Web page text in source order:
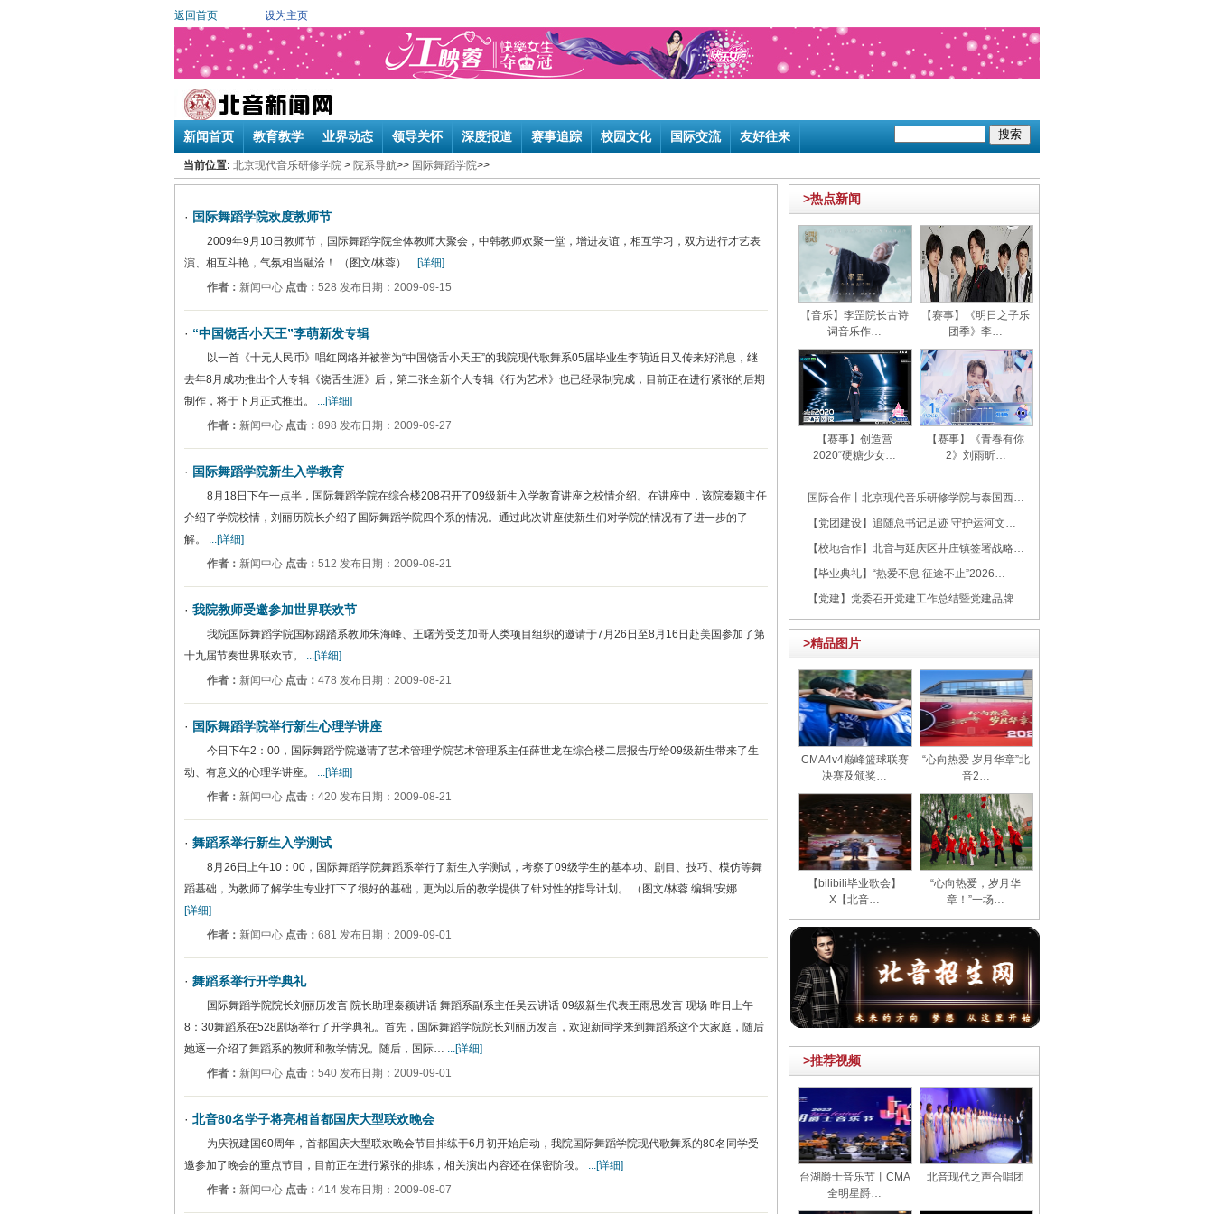
返回首页 设为主页
新闻首页 教育教学 业界动态 领导关怀 深度报道 赛事追踪 校园文化 国际交流 友好往来
当前位置: 北京现代音乐研修学院 > 院系导航>> 国际舞蹈学院>>
· 国际舞蹈学院欢度教师节
2009年9月10日教师节，国际舞蹈学院全体教师大聚会，中韩教师欢聚一堂，增进友谊，相互学习，双方进行才艺表
演、相互斗艳，气氛相当融洽！ （图文/林蓉） ...[详细]
作者： 新闻中心 点击： 528 发布日期：2009-09-15
· “中国饶舌小天王”李萌新发专辑
以一首《十元人民币》唱红网络并被誉为“中国饶舌小天王”的我院现代歌舞系05届毕业生李萌近日又传来好消息，继
去年8月成功推出个人专辑《饶舌生涯》后，第二张全新个人专辑《行为艺术》也已经录制完成，目前正在进行紧张的后期
制作，将于下月正式推出。
...[详细]
作者： 新闻中心 点击： 898 发布日期：2009-09-27
· 国际舞蹈学院新生入学教育
8月18日下午一点半，国际舞蹈学院在综合楼208召开了09级新生入学教育讲座之校情介绍。在讲座中，该院秦颖主任
介绍了学院校情，刘丽历院长介绍了国际舞蹈学院四个系的情况。通过此次讲座使新生们对学院的情况有了进一步的了
解。
...[详细]
作者： 新闻中心 点击： 512 发布日期：2009-08-21
· 我院教师受邀参加世界联欢节
我院国际舞蹈学院国标踢踏系教师朱海峰、王曙芳受芝加哥人类项目组织的邀请于7月26日至8月16日赴美国参加了第
十九届节奏世界联欢节。
...[详细]
作者： 新闻中心 点击： 478 发布日期：2009-08-21
· 国际舞蹈学院举行新生心理学讲座
今日下午2：00，国际舞蹈学院邀请了艺术管理学院艺术管理系主任薛世龙在综合楼二层报告厅给09级新生带来了生
动、有意义的心理学讲座。
...[详细]
作者： 新闻中心 点击： 420 发布日期：2009-08-21
· 舞蹈系举行新生入学测试
8月26日上午10：00，国际舞蹈学院舞蹈系举行了新生入学测试，考察了09级学生的基本功、剧目、技巧、模仿等舞
蹈基础，为教师了解学生专业打下了很好的基础，更为以后的教学提供了针对性的指导计划。 （图文/林蓉 编辑/安娜… ...
[详细]
作者： 新闻中心 点击： 681 发布日期：2009-09-01
· 舞蹈系举行开学典礼
国际舞蹈学院院长刘丽历发言 院长助理秦颖讲话 舞蹈系副系主任吴云讲话 09级新生代表王雨思发言 现场 昨日上午
8：30舞蹈系在528剧场举行了开学典礼。首先，国际舞蹈学院院长刘丽历发言，欢迎新同学来到舞蹈系这个大家庭，随后
她逐一介绍了舞蹈系的教师和教学情况。随后，国际… ...[详细]
作者： 新闻中心 点击： 540 发布日期：2009-09-01
· 北音80名学子将亮相首都国庆大型联欢晚会
为庆祝建国60周年，首都国庆大型联欢晚会节目排练于6月初开始启动，我院国际舞蹈学院现代歌舞系的80名同学受
邀参加了晚会的重点节目，目前正在进行紧张的排练，相关演出内容还在保密阶段。
...[详细]
作者： 新闻中心 点击： 414 发布日期：2009-08-07
>热点新闻
【音乐】李罡院长古诗
词音乐作…
【赛事】《明日之子乐
团季》李…
【赛事】创造营
2020“硬糖少女…
【赛事】《青春有你
2》刘雨昕…
国际合作丨北京现代音乐研修学院与泰国西…
【党团建设】追随总书记足迹 守护运河文…
【校地合作】北音与延庆区井庄镇签署战略…
【毕业典礼】“热爱不息 征途不止”2026…
【党建】党委召开党建工作总结暨党建品牌…
>精品图片
CMA4v4巅峰篮球联赛
决赛及颁奖…
“心向热爱 岁月华章‌”北
音2…
【bilibili毕业歌会】
X【北音…
“心向热爱，岁月华
章！”一场…
>推荐视频
台湖爵士音乐节丨CMA
全明星爵…
北音现代之声合唱团